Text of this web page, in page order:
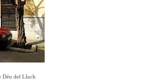
Déu del Lluch